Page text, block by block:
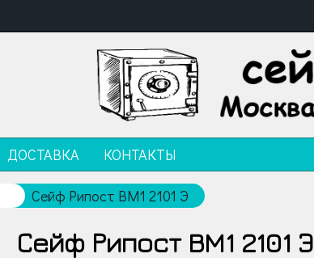
ДОСТАВКА КОНТАКТЫ
Сейф Рипост BM1 2101 Э
Сейф Рипост BM1 2101 Э